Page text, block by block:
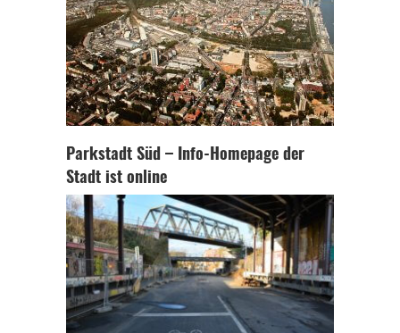
Parkstadt Süd – Info-Homepage der
Stadt ist online